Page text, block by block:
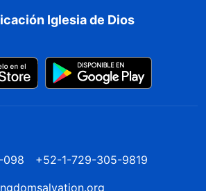
sus deberes o de dar
y no poseen ningún sentido
[…] Hay algunas personas
responsabilidad,
del deber que estén
informan con celeridad a
ven a gente que causa
Iglesia de Dios
+52-1-729-305-9819